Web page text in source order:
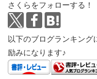
さくらをフォローする！
以下のブログランキン
励みになります♪